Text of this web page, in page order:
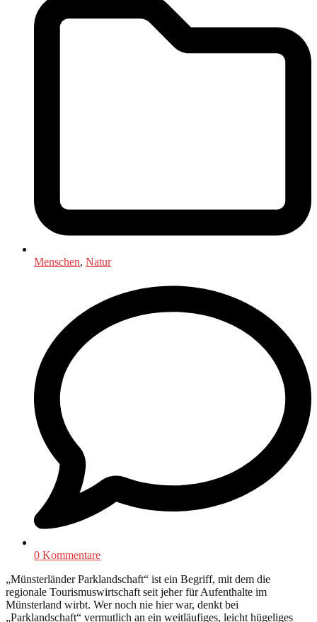
Menschen, Natur
0 Kommentare
„Münsterländer Parklandschaft“ ist ein Begriff, mit dem die
regionale Tourismuswirtschaft seit jeher für Aufenthalte im
Münsterland wirbt. Wer noch nie hier war, denkt bei
„Parklandschaft“ vermutlich an ein weitläufiges, leicht hügeliges